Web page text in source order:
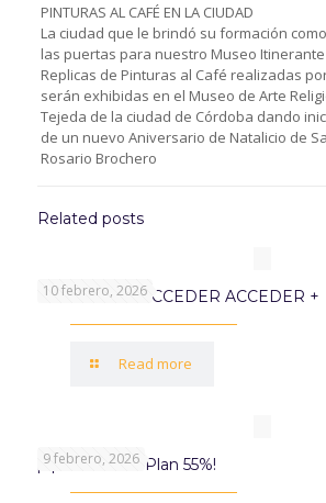
PINTURAS AL CAFÉ EN LA CIUDAD
La ciudad que le brindó su formación
las puertas para nuestro Museo
Replicas de Pinturas al Café realizadas
serán exhibidas en el Museo de Arte
Tejeda de la ciudad de Córdoba dando
de un nuevo Aniversario de Natalicio de
Rosario Brochero
Related posts
10 febrero, 2026
PROGRAMA ACCEDER ACCEDER +
Read more
9 febrero, 2026
¡Aprovechá el Plan 55%!